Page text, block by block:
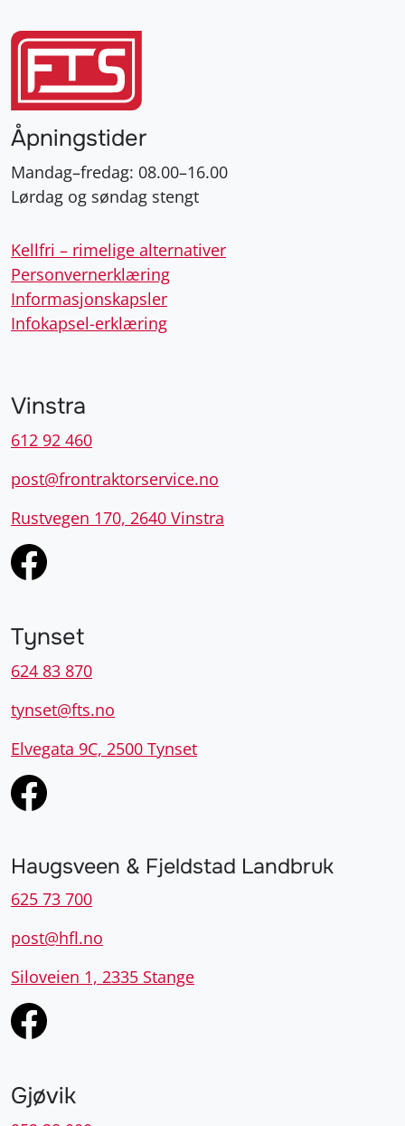
Åpningstider
Mandag–fredag: 08.00–16.00
Lørdag og søndag stengt
Kellfri – rimelige alternativer
Personvernerklæring
Informasjonskapsler
Infokapsel-erklæring
Vinstra
612 92 460
post@frontraktorservice.no
Rustvegen 170, 2640 Vinstra
Tynset
624 83 870
tynset@fts.no
Elvegata 9C, 2500 Tynset
Haugsveen & Fjeldstad Landbruk
625 73 700
post@hfl.no
Siloveien 1, 2335 Stange
Gjøvik